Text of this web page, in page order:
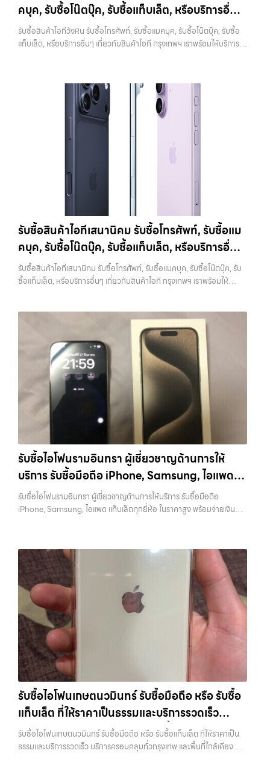
หรือร้านต้องการมากที่สุด เพราะสามารถนำไปใช้งานต่อได้ทันที ขั้นตอนนี้ยัง
ช่วยสร้างความมั่นใจให้กับผู้รับซื้อว่าไม่มีข้อมูลส่วนตัวหลงเหลืออยู่ ลด
ความกังวลในเรื่องความปลอดภัย ควรระวังว่าการรีเซ็ตควรทำหลังจาก
ออก iCloud แล้วเท่านั้น หากทำสลับขั้นตอน อาจทำให้เครื่องติดล็อกและ
และได้รับการดูแลมาอย่างดี มักจะได้ราคาดีกว่าเครื่องที่มีคราบหรือฝุ่นสะสม
การทำความสะอาดไม่จำเป็นต้องใช้อุปกรณ์พิเศษ เพียงใช้ผ้านุ่มเช็ดหน้าจอ
เช็ดตัวเครื่อง และทำความสะอาดบริเวณเล็กๆ เช่น ช่องลำโพงหรือพอร์ต
ชาร์จ ก็เพียงพอแล้ว หากเป็นการขายผ่านออนไลน์ ภาพถ่ายก็มีผลอย่าง
มาก เครื่องที่ดูดีตั้งแต่ในรูป จะช่วยเพิ่มโอกาสในการต่อรองราคาได้มากขึ้น
5. ตรวจสอบสภาพเครื่องและแบตเตอรี่ สภาพของเครื่องเป็นปัจจัยหลักที่
สิ่งที่ควรตรวจสอบ ได้แก่ หน้าจอมีรอยหรือไม่ กล้องใช้งานได้ปกติหรือไม่
ปุ่มต่างๆ กดได้ครบหรือไม่ ลำโพงและไมโครโฟนทำงานหรือไม่ อีกจุดที่
สำคัญคือแบตเตอรี่ ซึ่งสามารถตรวจสอบได้จากเมนู Battery Health หาก
เปอร์เซ็นต์ยังอยู่ในระดับสูง จะช่วยให้ได้ราคาดีกว่าเครื่องที่แบตเสื่อม ในบาง
กรณี การเปลี่ยนแบตก่อนขายอาจช่วยเพิ่มมูลค่าได้ แต่ควรคำนวณต้นทุนให้
ดีว่าคุ้มค่าหรือไม่ 6. เช็คราคาก่อนขายทุกครั้ง การรู้ราคาตลาดก่อนขายเป็น
สิ่งที่ช่วยให้คุณไม่เสียเปรียบ หลายคนขายโดยไม่เช็คข้อมูล ทำให้โดนกด
ราคามากกว่าที่ควรจะเป็น แนะนำให้ลองเปรียบเทียบราคาจากหลายแหล่ง
ทั้งร้านรับซื้อและช่องทางออนไลน์ เพื่อให้เห็นภาพรวมของราคาในตลาด
ครบช่วยเพิ่มราคา แม้จะไม่ใช่ปัจจัยหลัก แต่การมีอุปกรณ์ครบ เช่น กล่อง
สายชาร์จ หรืออุปกรณ์เสริม จะช่วยเพิ่มความน่าสนใจให้กับเครื่อง สำหรับ
บางรุ่น การมีกล่องครบอาจช่วยเพิ่มราคาได้พอสมควร เพราะผู้ซื้อสามารถ
นำไปขายต่อได้ง่ายขึ้น อย่างไรก็ตาม หากไม่มีอุปกรณ์เหล่านี้ ก็ยังสามารถ
ขายได้ตามปกติ เพียงแต่อาจไม่ได้ราคาสูงเท่ากับเครื่องที่มีครบ 8. เลือกช่อง
ทางการขายให้เหมาะกับตัวเอง การขาย iPhone มีหลายวิธี แต่ละวิธีก็มีข้อดี
และข้อจำกัดต่างกัน การขายเองผ่านแพลตฟอร์มออนไลน์อาจได้ราคาสูง
กว่า แต่ต้องใช้เวลาและมีความเสี่ยงในการเจอผู้ซื้อที่ไม่น่าเชื่อถือ การขายให้
ร้านรับซื้อจะสะดวกและรวดเร็ว แต่ควรเลือกร้านที่มีความน่าเชื่อถือและให้
ราคาตามสภาพจริง อีกทางเลือกหนึ่งคือการใช้บริการจำนำ ซึ่งเหมาะกับคน
ที่ต้องการเงินด่วนแต่ยังไม่อยากขายขาด โดยสามารถเลือกใช้บริการ…
ราคาตลาดมือสอง: 10,000 บาทiPhone 11 128GB รับซื้อได้ที่ 8,400
บาทราคาตลาดมือสอง: 12,000 บาทiPhone 11 256GB รับซื้อได้ที่ 9,100
บาทราคาตลาดมือสอง: 13,000 บาท
iPhone 11 Pro / Pro Max (ปี
2019)รุ่น Pro มาพร้อมกล้องสามตัว จอ Super Retina XDR และวัสดุส
15,000 บาทiPhone 11 Pro 128GB รับซื้อได้ที่ 11,900 บาทราคาตลาด
มือสอง: 17,000 บาทiPhone 11 Pro 256GB รับซื้อได้ที่ 13,300 บาท
ราคาตลาดมือสอง: 19,000 บาทราคารับซื้อ iPhone 11 Pro
Max:iPhone 11 Pro Max 64GB รับซื้อได้ที่ 12,600 บาทราคาตลาดมือ
สอง: 18,000 บาทiPhone 11 Pro Max 128GB รับซื้อได้ที่ 14,000 บาท
ราคาตลาดมือสอง: 20,000 บาทiPhone 11 Pro Max 256GB รับซื้อ
ได้ที่ 15,400 บาทราคาตลาดมือสอง: 22,000 บาท
mini (ปี 2020)iPhone 12 เป็นรุ่นแรกที่รองรับ 5G พร้อมดีไซน์ขอบ
ขึ้นราคารับซื้อ iPhone 12:iPhone 12 64GB รับซื้อได้ที่ 8,750 บาทราคา
คบุค, รับซื้อโน๊ตบุ๊ค, รับซื้อแท็บเล็ต, หรือบริการอื่นๆ
เกี่ยวกับสินค้าไอที กรุงเทพฯ เราพร้อมให้บริการครบ
วงจร
รับซื้อสินค้าไอทีวังหิน รับซื้อโทรศัพท์, รับซื้อแมคบุค, รับซื้อโน๊ตบุ๊ค, รับซื้อ
แท็บเล็ต, หรือบริการอื่นๆ เกี่ยวกับสินค้าไอที กรุงเทพฯ เราพร้อมให้บริการ
บางแค วัชรพล รามอินทรา รับซื้อสินค้าไอทีวังหิน — รับซื้อโทรศัพท์, รับซื้อ
แมคบุค, รับซื้อโน๊ตบุ๊ค, รับซื้อแท็บเล็ต, หรือบริการอื่นๆ เกี่ยวกับสินค้าไอที
กรุงเทพฯ เราพร้อมให้บริการครบวงจร รับซื้อสินค้าไอทีวังหิน รับซื้อ
โทรศัพท์, รับซื้อแมคบุค, รับซื้อโน๊ตบุ๊ค, รับซื้อแท็บเล็ต, หรือบริการอื่นๆ เกี่ยว
กับสินค้าไอที กรุงเทพฯ… รับซื้อสินค้าไอทีวังหิน รับซื้อ iPhone ทุกรุ่น ให้
ราคาสูง พร้อมจ่ายเงินทันที ประสบการณ์เหนือระดับกับการ รับซื้อไอ
เว็บไซต์ที่คุณไว้วางใจได้ สำหรับบริการ รับซื้อ มือถือ iPhone, Samsung,
iPad, แท็บเล็ต ทุกยี่ห้อ ให้ราคาสูง พร้อมจ่ายเงินทันที ครอบคลุมพื้นที่
ลาดพร้าว, รัชดา, บางรัก, แจ้งวัฒนะ, บางแค, วัชรพล, รามอินทรา และเขต
กรุงเทพฯ ใกล้ “ใกล้ ฉัน” ที่สุด ในยุคที่สมาร์ทโฟน แท็บเล็ต และอุปกรณ์ไอที
ใหม่ๆ เปลี่ยนรุ่นกันแทบทุกช่วงเวลา อุปกรณ์ที่คุณใช้แล้วอาจกลายเป็นของ
ที่ไม่ได้ใช้งานอยู่เฉยๆ เว็บไซต์ของเราจึงเกิดขึ้นเพื่อเป็นทางเลือกให้คุณ
สามารถเปลี่ยนอุปกรณ์ที่ไม่ใช้แล้วให้กลายเป็นเงินสดได้ทันที ด้วยบริการ รับ
ซื้อไอโฟน, รับซื้อไอแพด, รับซื้อมือถือ, รับซื้อโทรศัพท์, รับซื้อโน๊ตบุ๊ค, รับซื้อ
แท็บเล็ต, รับซื้อสินค้าไอทีกรุงเทพมหานคร อย่างครบวงจร ไม่ว่าคุณจะอยู่
โซนเมืองหรือเขตชานเมือง เรามีทีมงานพร้อมให้บริการถึงที่ในพื้นที่ “ใกล้
ว่าอุปกรณ์แต่ละชิ้นไม่ใช่แค่เครื่องใช้ไฟฟ้า แต่เป็นทรัพย์สินที่มีมูลค่า คุณอาจ
ต้องการเปลี่ยนรุ่น หรือต้องการเงินด่วน เราจึงมอบบริการประเมินสภาพ
เครื่อง ฟรี ปราบปรามความยุ่งยากทั้งหลาย โดยเน้น โปร่งใส มั่นใจได้ และ
จ่ายเงินทันทีเมื่อตกลงซื้อขายสำเร็จ บริการของเราครอบคลุมทั้ง iPhone
สายใหม่-เก่า, Samsung ทุกรุ่น, iPad และแท็บเล็ตทุกแบรนด์ เรารับถึงแม้
จะอยู่ในสภาพใช้งานแล้ว ตกแต่งแล้ว หรือมีรอยบ้าง เพราะมูลค่าของเครื่อง
ไม่ได้ขึ้นอยู่แค่ยี่ห้อ แต่ขึ้นอยู่กับสภาพจริง ความครบชุด และความสะดวกใน
การขายของคุณ เราจึงตั้งใจให้บริการในเขต ลาดพร้าว, รัชดา, บางรัก,
แจ้งวัฒนะ, บางแค, วัชรพล, รามอินทรา, บางนา, บางพลี, เกษตรนวมินทร์,
เสนานิคม, วังหิน อย่างเต็มที่ ไม่ว่าคุณจะค้นหาคำว่า “รับซื้อมือถือใกล้ฉัน”,
“รับซื้อโทรศัพท์มือสองกรุงเทพ”, “ขาย iPad ได้ราคา”, “รับซื้อแท็บเล็ต
กรุงเทพถึงที่”, หรือ “รับซื้อ Samsung มือสอง ราคาสูง” — ที่นี่คือคำตอบ
เพราะบริการของเรามุ่งตรงให้คุณได้รับราคาและความสะดวกสบายที่เหนือ
กว่า เลือกเราแล้วคุณจะได้บริการที่คุณไว้วางใจ พร้อมทีมงานที่พร้อม
อำนวยความสะดวก นัดรับถึงที่ ตรวจสภาพอย่างมืออาชีพ และจ่ายเงินทันที
ทั้งหมดนี้เพื่อให้การขายอุปกรณ์ของคุณเป็นเรื่องง่ายขึ้น ดีกว่า รวดเร็วกว่า
และคุ้มค่ากว่า ทำไมต้องเลือกเรา ผู้เชี่ยวชาญด้านการให้บริการ รับซื้อมือถือ
วัชรพล, รามอินทรา, รวมถึง บางนา, บางพลี, เกษตรนวมินทร์, เสนานิคม,
วังหินไม่ว่าคุณจะต้องการ รับซื้อโทรศัพท์, รับซื้อแมคบุค, รับซื้อโน๊ตบุ๊ค, รับ
ซื้อแท็บเล็ต, หรือบริการอื่นๆ เกี่ยวกับสินค้าไอที กรุงเทพฯ – เราพร้อมให้
บริการครบวงจร บริการของเรา เราให้บริการแบบครบวงจรสำหรับลูกค้าที่
ต้องการขายอุปกรณ์ไอที ไม่ว่าจะเป็น: รับซื้อไอโฟน ทุกรุ่น…
รับซื้อสินค้าไอทีเสนานิคม รับซื้อโทรศัพท์, รับซื้อแม
คบุค, รับซื้อโน๊ตบุ๊ค, รับซื้อแท็บเล็ต, หรือบริการอื่นๆ
เกี่ยวกับสินค้าไอที กรุงเทพฯ เราพร้อมให้บริการครบ
วงจร
รับซื้อสินค้าไอทีเสนานิคม รับซื้อโทรศัพท์, รับซื้อแมคบุค, รับซื้อโน๊ตบุ๊ค, รับ
ซื้อแท็บเล็ต, หรือบริการอื่นๆ เกี่ยวกับสินค้าไอที กรุงเทพฯ เราพร้อมให้
แจ้งวัฒนะ บางแค วัชรพล รามอินทรา รับซื้อสินค้าไอทีเสนานิคม — รับซื้อ
โทรศัพท์, รับซื้อแมคบุค, รับซื้อโน๊ตบุ๊ค, รับซื้อแท็บเล็ต, หรือบริการอื่นๆ เกี่ยว
กับสินค้าไอที กรุงเทพฯ เราพร้อมให้บริการครบวงจร รับซื้อสินค้าไอที
เสนานิคม รับซื้อโทรศัพท์, รับซื้อแมคบุค, รับซื้อโน๊ตบุ๊ค, รับซื้อแท็บเล็ต, หรือ
บริการอื่นๆ เกี่ยวกับสินค้าไอที กรุงเทพฯ… รับซื้อสินค้าไอทีเสนานิคม รับ
ซื้อ iPad และแท็บเล็ตทุกแบรนด์ ทุกสภาพ — ขอขายง่าย ได้เงินเร็ว
ประสบการณ์เหนือระดับกับการ รับซื้อไอโฟน, รับซื้อไอแพด, รับซื้อมือถือ
ยินดีต้อนรับสู่ “รับซื้อขายมือถือ.com” เว็บไซต์ที่คุณไว้วางใจได้ สำหรับ
บริการ รับซื้อ มือถือ iPhone, Samsung, iPad, แท็บเล็ต ทุกยี่ห้อ ให้ราคา
สูง พร้อมจ่ายเงินทันที ครอบคลุมพื้นที่ ลาดพร้าว, รัชดา, บางรัก,
แจ้งวัฒนะ, บางแค, วัชรพล, รามอินทรา และเขตกรุงเทพฯ ใกล้ “ใกล้ ฉัน”
ที่สุด ในยุคที่สมาร์ทโฟน แท็บเล็ต และอุปกรณ์ไอทีใหม่ๆ เปลี่ยนรุ่นกันแทบ
ทุกช่วงเวลา อุปกรณ์ที่คุณใช้แล้วอาจกลายเป็นของที่ไม่ได้ใช้งานอยู่เฉยๆ
เว็บไซต์ของเราจึงเกิดขึ้นเพื่อเป็นทางเลือกให้คุณสามารถเปลี่ยนอุปกรณ์ที่
ไม่ใช้แล้วให้กลายเป็นเงินสดได้ทันที ด้วยบริการ รับซื้อไอโฟน, รับซื้อไอแพด,
รับซื้อมือถือ, รับซื้อโทรศัพท์, รับซื้อโน๊ตบุ๊ค, รับซื้อแท็บเล็ต, รับซื้อสินค้าไอที
รวดเร็วที่สุด ที่ “รับซื้อขายมือถือ.com” เราเข้าใจดีว่าอุปกรณ์แต่ละชิ้นไม่ใช่
แค่เครื่องใช้ไฟฟ้า แต่เป็นทรัพย์สินที่มีมูลค่า คุณอาจต้องการเปลี่ยนรุ่น หรือ
ต้องการเงินด่วน เราจึงมอบบริการประเมินสภาพเครื่อง ฟรี ปราบปราม
ความยุ่งยากทั้งหลาย โดยเน้น โปร่งใส มั่นใจได้ และจ่ายเงินทันทีเมื่อตกลง
ซื้อขายสำเร็จ บริการของเราครอบคลุมทั้ง iPhone สายใหม่-เก่า,
Samsung ทุกรุ่น, iPad และแท็บเล็ตทุกแบรนด์ เรารับถึงแม้จะอยู่ในสภาพ
ใช้งานแล้ว ตกแต่งแล้ว หรือมีรอยบ้าง เพราะมูลค่าของเครื่องไม่ได้ขึ้นอยู่แค่
ยี่ห้อ แต่ขึ้นอยู่กับสภาพจริง ความครบชุด และความสะดวกในการขายของ
คุณ เราจึงตั้งใจให้บริการในเขต ลาดพร้าว, รัชดา, บางรัก, แจ้งวัฒนะ,
บางแค, วัชรพล, รามอินทรา, บางนา, บางพลี, เกษตรนวมินทร์, เสนานิคม,
วังหิน อย่างเต็มที่ ไม่ว่าคุณจะค้นหาคำว่า “รับซื้อมือถือใกล้ฉัน”, “รับซื้อ
โทรศัพท์มือสองกรุงเทพ”, “ขาย iPad ได้ราคา”, “รับซื้อแท็บเล็ต กรุงเทพ
ถึงที่”, หรือ “รับซื้อ Samsung มือสอง ราคาสูง” — ที่นี่คือคำตอบ เพราะ
บริการของเรามุ่งตรงให้คุณได้รับราคาและความสะดวกสบายที่เหนือกว่า
เลือกเราแล้วคุณจะได้บริการที่คุณไว้วางใจ พร้อมทีมงานที่พร้อมอำนวย
ความสะดวก นัดรับถึงที่ ตรวจสภาพอย่างมืออาชีพ และจ่ายเงินทันที
ทั้งหมดนี้เพื่อให้การขายอุปกรณ์ของคุณเป็นเรื่องง่ายขึ้น ดีกว่า รวดเร็วกว่า
รับซื้อไอโฟนรามอินทรา ผู้เชี่ยวชาญด้านการให้
บริการ รับซื้อมือถือ iPhone, Samsung, ไอแพด
แท็บเล็ตทุกยี่ห้อ ในราคาสูง พร้อมจ่ายเงินทันที
รับซื้อไอโฟนรามอินทรา ผู้เชี่ยวชาญด้านการให้บริการ รับซื้อมือถือ
iPhone, Samsung, ไอแพด แท็บเล็ตทุกยี่ห้อ ในราคาสูง พร้อมจ่ายเงิน
บางแค วัชรพล รามอินทรา รับซื้อไอโฟนรามอินทรา — ผู้เชี่ยวชาญด้านการ
ให้บริการ รับซื้อมือถือ iPhone, Samsung, ไอแพด แท็บเล็ตทุกยี่ห้อ ใน
ราคาสูง พร้อมจ่ายเงินทันที รับซื้อไอโฟนรามอินทรา ผู้เชี่ยวชาญด้านการให้
บริการ รับซื้อมือถือ iPhone, Samsung, ไอแพด แท็บเล็ตทุกยี่ห้อ ในราคา
สูง พร้อมจ่ายเงินทันที รับซื้อ Samsung… รับซื้อไอโฟนรามอินทรา รับซื้อ
Samsung และมือถือ Android ทุกยี่ห้อ ไม่ว่าจะรุ่นใหม่หรือรุ่นเก่า
ประสบการณ์เหนือระดับกับการ รับซื้อไอโฟน, รับซื้อไอแพด, รับซื้อมือถือ
ยินดีต้อนรับสู่ “รับซื้อขายมือถือ.com” เว็บไซต์ที่คุณไว้วางใจได้ สำหรับ
บริการ รับซื้อ มือถือ iPhone, Samsung, iPad, แท็บเล็ต ทุกยี่ห้อ ให้ราคา
สูง พร้อมจ่ายเงินทันที ครอบคลุมพื้นที่ ลาดพร้าว, รัชดา, บางรัก,
แจ้งวัฒนะ, บางแค, วัชรพล, รามอินทรา และเขตกรุงเทพฯ ใกล้ “ใกล้ ฉัน”
ที่สุด ในยุคที่สมาร์ทโฟน แท็บเล็ต และอุปกรณ์ไอทีใหม่ๆ เปลี่ยนรุ่นกันแทบ
ทุกช่วงเวลา อุปกรณ์ที่คุณใช้แล้วอาจกลายเป็นของที่ไม่ได้ใช้งานอยู่เฉยๆ
เว็บไซต์ของเราจึงเกิดขึ้นเพื่อเป็นทางเลือกให้คุณสามารถเปลี่ยนอุปกรณ์ที่
ไม่ใช้แล้วให้กลายเป็นเงินสดได้ทันที ด้วยบริการ รับซื้อไอโฟน, รับซื้อไอแพด,
รับซื้อมือถือ, รับซื้อโทรศัพท์, รับซื้อโน๊ตบุ๊ค, รับซื้อแท็บเล็ต, รับซื้อสินค้าไอที
กรุงเทพมหานคร อย่างครบวงจร ไม่ว่าคุณจะอยู่โซนเมืองหรือเขตชานเมือง
รับซื้อไอโฟนเกษตนวมินทร์ รับซื้อมือถือ หรือ รับซื้อ
แท็บเล็ต ที่ให้ราคาเป็นธรรมและบริการรวดเร็ว
บริการครอบคลุมทั่วกรุงเทพ และพื้นที่ใกล้เคียง
รับซื้อไอโฟนเกษตนวมินทร์ รับซื้อมือถือ หรือ รับซื้อแท็บเล็ต ที่ให้ราคาเป็น
ธรรมและบริการรวดเร็ว บริการครอบคลุมทั่วกรุงเทพ และพื้นที่ใกล้เคียง —